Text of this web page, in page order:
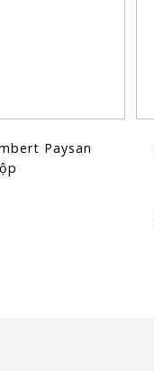
Paysan